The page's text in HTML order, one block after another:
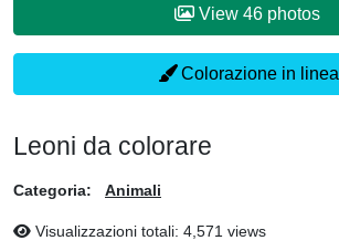
View 46 photos
Colorazione in linea
Leoni da colorare
Categoria: Animali
Visualizzazioni totali: 4,571 views